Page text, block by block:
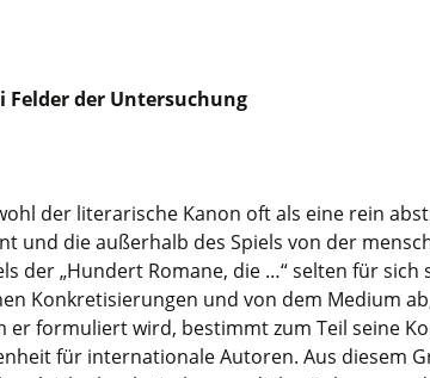
Felder der Untersuchung
der literarische Kanon oft als eine rein
und die außerhalb des Spiels von der
der „Hundert Romane, die …“ selten für
Konkretisierungen und von dem Medium
er formuliert wird, bestimmt zum Teil seine
für internationale Autoren. Aus diesem